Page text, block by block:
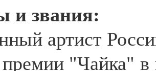
и звания:
артист
премии "Чайка"